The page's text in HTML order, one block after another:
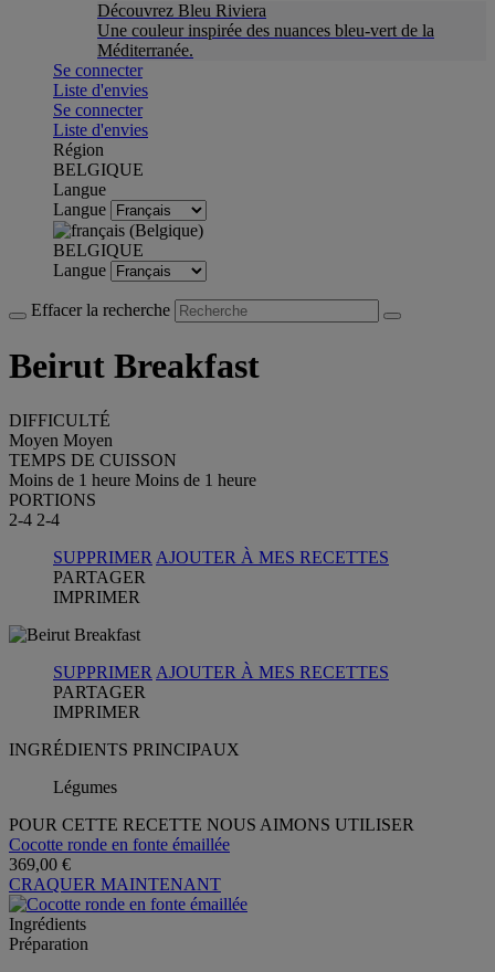
Découvrez Bleu Riviera
Une couleur inspirée des nuances bleu-vert de la
Méditerranée.
Se connecter
Liste d'envies
Se connecter
Liste d'envies
Région
BELGIQUE
Langue
Langue
BELGIQUE
Langue
Effacer la recherche
Beirut Breakfast
DIFFICULTÉ
Moyen Moyen
TEMPS DE CUISSON
Moins de 1 heure Moins de 1 heure
PORTIONS
2-4 2-4
SUPPRIMER AJOUTER À MES RECETTES
PARTAGER
IMPRIMER
SUPPRIMER AJOUTER À MES RECETTES
PARTAGER
IMPRIMER
INGRÉDIENTS PRINCIPAUX
Légumes
POUR CETTE RECETTE NOUS AIMONS UTILISER
Cocotte ronde en fonte émaillée
369,00 €
CRAQUER MAINTENANT
Ingrédients
Préparation